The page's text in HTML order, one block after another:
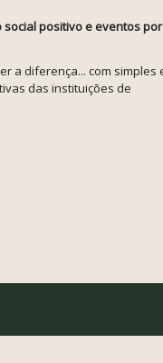
positivo e eventos
a diferença... com simples
das instituições de